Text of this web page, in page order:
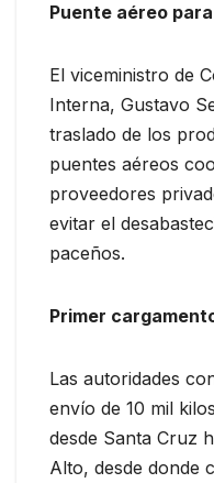
Puente aéreo
El viceministro de
Interna, Gustavo
traslado de los
puentes aéreos
proveedores
evitar el
paceños.
Primer
Las autoridades
envío de 10 mil
desde Santa Cruz
Alto, desde donde